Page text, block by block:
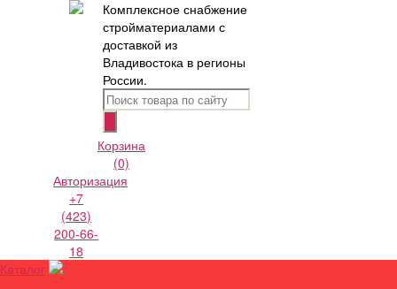
Комплексное снабжение
стройматериалами с
доставкой из
Владивостока в регионы
России.
Корзина
(0)
Авторизация
+7
(423)
200-66-
18
Каталог